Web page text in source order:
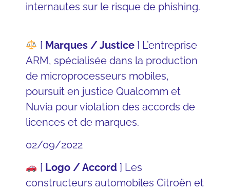
internautes sur le risque de phishing.
[ Marques / Justice] L’entreprise
ARM, spécialisée dans la production
de microprocesseurs mobiles,
poursuit en justice Qualcomm et
Nuvia pour violation des accords de
licences et de marques.
02/09/2022
[ Logo / Accord] Les
constructeurs automobiles Citroën et